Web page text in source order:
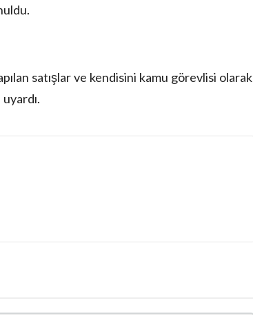
satışlar ve kendisini kamu görevlisi olarak